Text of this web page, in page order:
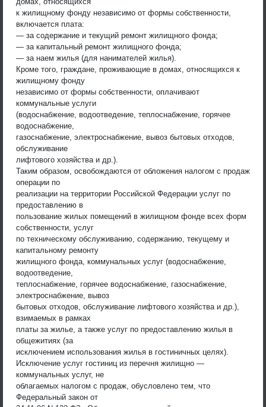
к жилищному фонду независимо от формы собственности,
включается плата:
— за содержание и текущий ремонт жилищного фонда;
— за капитальный ремонт жилищного фонда;
— за наем жилья (для нанимателей жилья).
Кроме того, граждане, проживающие в домах, относящихся к
жилищному фонду
независимо от формы собственности, оплачивают
коммунальные услуги
(водоснабжение, водоотведение, теплоснабжение, горячее
водоснабжение,
газоснабжение, электроснабжение, вывоз бытовых отходов,
обслуживание
лифтового хозяйства и др.).
Таким образом, освобождаются от обложения налогом с продаж
операции по
реализации на территории Российской Федерации услуг по
предоставлению в
пользование жилых помещений в жилищном фонде всех форм
собственности, услуг
по техническому обслуживанию, содержанию, текущему и
капитальному ремонту
жилищного фонда, коммунальных услуг (водоснабжение,
водоотведение,
теплоснабжение, горячее водоснабжение, газоснабжение,
электроснабжение, вывоз
бытовых отходов, обслуживание лифтового хозяйства и др.),
взимаемых в рамках
платы за жилье, а также услуг по предоставлению жилья в
общежитиях (за
исключением использования жилья в гостиничных целях).
Исключение услуг гостиниц из перечня жилищно —
коммунальных услуг, не
облагаемых налогом с продаж, обусловлено тем, что
Федеральный закон от